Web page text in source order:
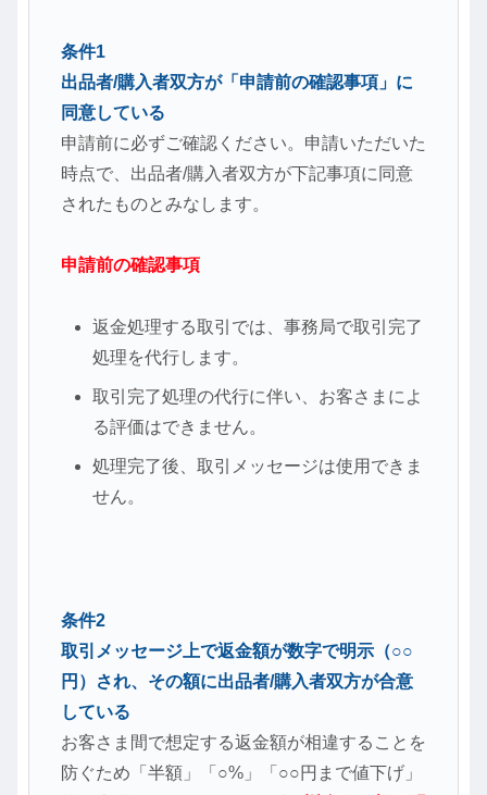
条件1
出品者/購入者双方が「申請前の確認事項」に
同意している
申請前に必ずご確認ください。申請いただいた
時点で、出品者/購入者双方が下記事項に同意
されたものとみなします。
申請前の確認事項
返金処理する取引では、事務局で取引完了
処理を代行します。
取引完了処理の代行に伴い、お客さまによ
る評価はできません。
処理完了後、取引メッセージは使用できま
せん。
条件2
取引メッセージ上で返金額が数字で明示（○○
円）され、その額に出品者/購入者双方が合意
している
お客さま間で想定する返金額が相違することを
防ぐため「半額」「○%」「○○円まで値下げ」